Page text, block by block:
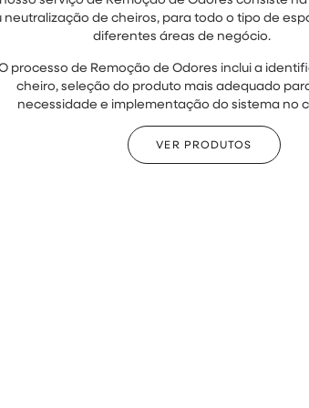
neutralização de cheiros, para todo o tipo de
diferentes áreas de negócio.
processo de Remoção de Odores inclui a
cheiro, seleção do produto mais adequado
necessidade e implementação do sistema no
VER PRODUTOS